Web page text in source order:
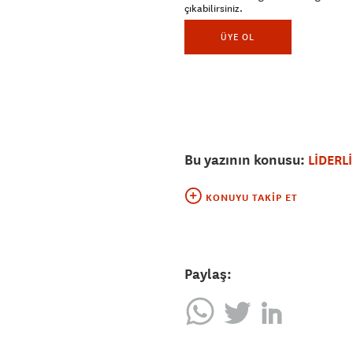
çıkabilirsiniz.
ÜYE OL
Bu yazının konusu:
KONUYU TAKIP ET
Paylaş: